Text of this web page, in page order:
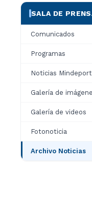
SALA DE
Comunicados
Programas
Noticias
Galería de
Galería de videos
Fotonoticia
Archivo Noticias